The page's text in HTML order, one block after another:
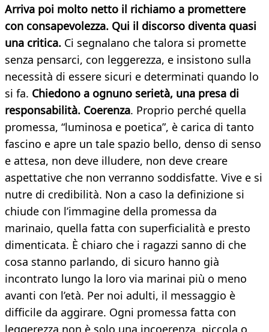
Arriva poi molto netto il richiamo a promettere
con consapevolezza. Qui il discorso diventa quasi
una critica. Ci segnalano che talora si promette
senza pensarci, con leggerezza, e insistono sulla
necessità di essere sicuri e determinati quando lo
si fa. Chiedono a ognuno serietà, una presa di
responsabilità. Coerenza. Proprio perché quella
promessa, “luminosa e poetica”, è carica di tanto
fascino e apre un tale spazio bello, denso di senso
e attesa, non deve illudere, non deve creare
aspettative che non verranno soddisfatte. Vive e si
nutre di credibilità. Non a caso la definizione si
chiude con l’immagine della promessa da
marinaio, quella fatta con superficialità e presto
dimenticata. È chiaro che i ragazzi sanno di che
cosa stanno parlando, di sicuro hanno già
incontrato lungo la loro via marinai più o meno
avanti con l’età. Per noi adulti, il messaggio è
difficile da aggirare. Ogni promessa fatta con
leggerezza non è solo una incoerenza, piccola o